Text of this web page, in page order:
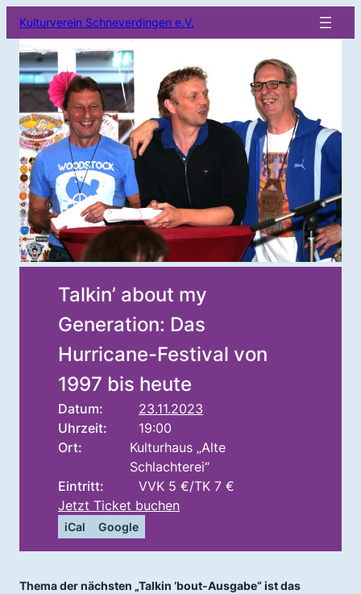
Kulturverein Schneverdingen e.V.
Talkin’ about my
Generation: Das
Hurricane-Festival von
1997 bis heute
Datum:
23.11.2023
Uhrzeit:
19:00
Ort:
Kulturhaus „Alte
Schlachterei“
Eintritt:
VVK 5 €/TK 7 €
Jetzt Ticket buchen
iCal Google
Thema der nächsten „Talkin ’bout-Ausgabe“ ist das